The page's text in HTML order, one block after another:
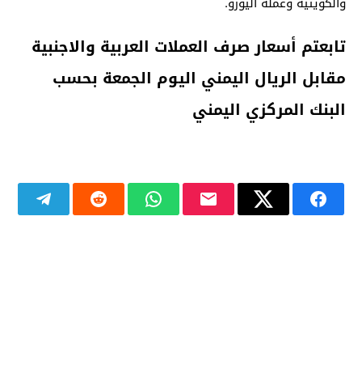
تابعتم أسعار صرف العملات العربية والاجنبية
مقابل الريال اليمني اليوم الجمعة بحسب
البنك المركزي اليمني